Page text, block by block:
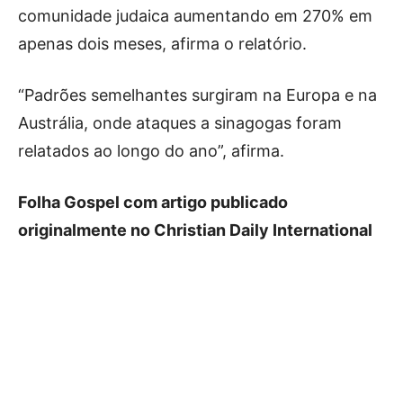
comunidade judaica aumentando em 270% em
apenas dois meses, afirma o relatório.
“Padrões semelhantes surgiram na Europa e na
Austrália, onde ataques a sinagogas foram
relatados ao longo do ano”, afirma.
Folha Gospel com artigo publicado
originalmente no Christian Daily International